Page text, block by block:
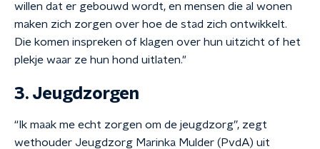
willen dat er gebouwd wordt, en mensen die al wonen
maken zich zorgen over hoe de stad zich ontwikkelt.
Die komen inspreken of klagen over hun uitzicht of het
plekje waar ze hun hond uitlaten."
3. Jeugdzorgen
“Ik maak me echt zorgen om de jeugdzorg”, zegt
wethouder Jeugdzorg Marinka Mulder (PvdA) uit